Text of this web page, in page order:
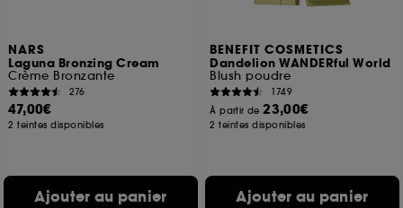
NARS
Laguna Bronzing Cream
Crème Bronzante
276
47,00€
2 teintes disponibles
Ajouter au panier
BENEFIT COSMETICS
Dandelion WANDERful World
Blush poudre
1749
À partir de23,00€
2 teintes disponibles
Ajouter au panier